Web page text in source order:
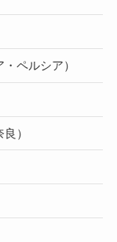
ペルシア）
）